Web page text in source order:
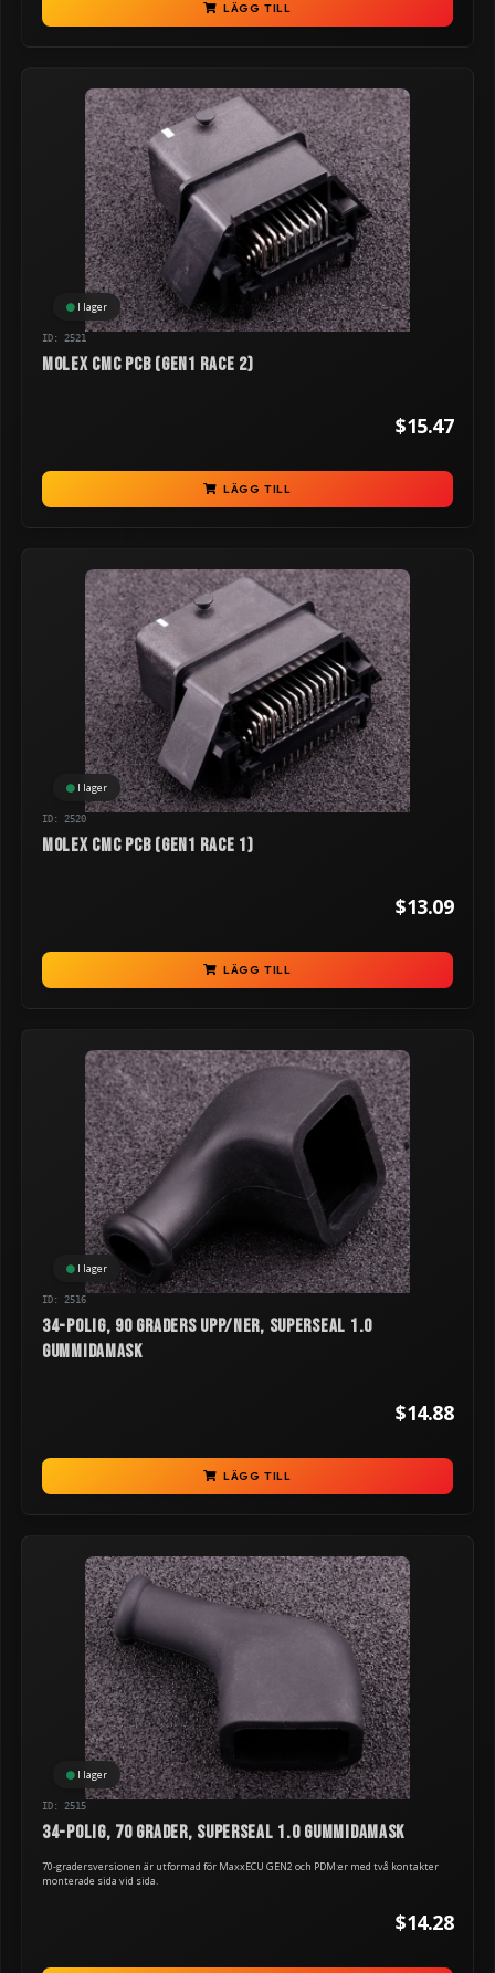
LÄGG TILL
I lager
ID: 2521
Molex CMC PCB (GEN1 RACE 2)
$15.47
LÄGG TILL
I lager
ID: 2520
Molex CMC PCB (GEN1 RACE 1)
$13.09
LÄGG TILL
I lager
ID: 2516
34-polig, 90 graders upp/ner, Superseal 1.0
gummidamask
$14.88
LÄGG TILL
I lager
ID: 2515
34-polig, 70 grader, Superseal 1.0 gummidamask
70-gradersversionen är utformad för MaxxECU GEN2 och PDM:er med två kontakter
monterade sida vid sida.
$14.28